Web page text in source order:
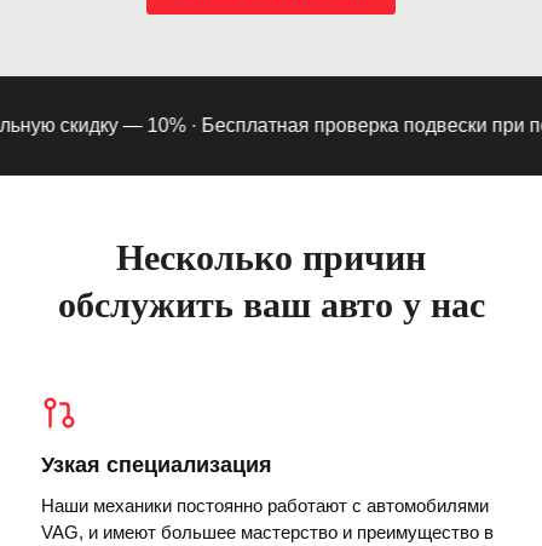
скидку — 10% ·Бесплатная проверка подвески при
Несколько причин
обслужить ваш авто у нас
Узкая специализация
Наши механики постоянно работают с автомобилями
VAG, и имеют большее мастерство и преимущество в